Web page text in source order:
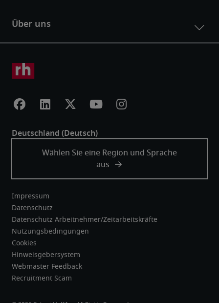
Impressum
Datenschutz
Datenschutz Arbeitnehmer/Zeitarbeitskräfte
Nutzungsbedingungen
Cookies
Hinweisgebersystem
Webmaster Feedback
Recruitment Scam